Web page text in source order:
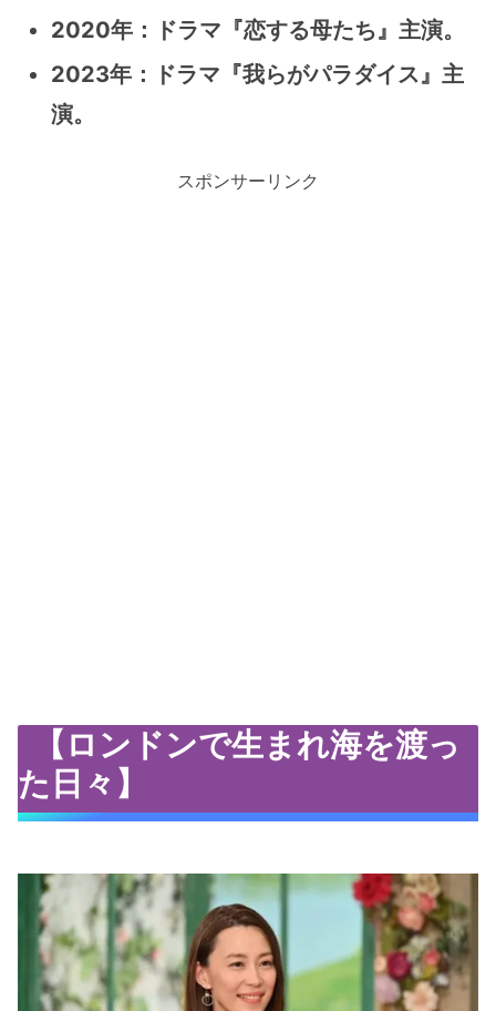
2020年：ドラマ『恋する母たち』主演。
2023年：ドラマ『我らがパラダイス』主
演。
スポンサーリンク
【ロンドンで生まれ海を渡っ
た日々】